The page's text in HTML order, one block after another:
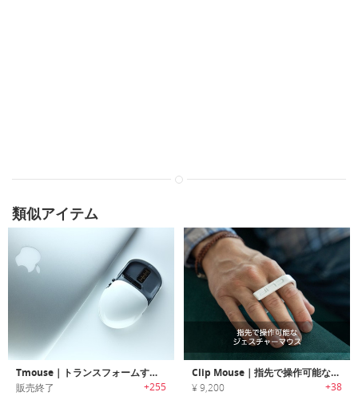
類似アイテム
Tmouse｜トランスフォームするマウス「ティーマウス」
販売終了 +255
Clip Mouse｜指先で操作可能なジェスチャーマウス
¥ 9,200 +38